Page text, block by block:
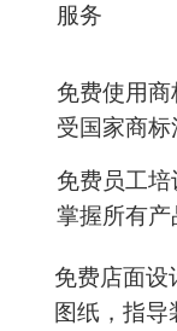
免费店面设
图纸，指导
免费员工
掌握所有产
免费使用商
受国家商标
服务